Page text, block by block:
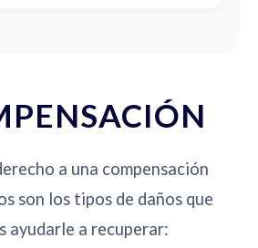
a una compensación
son los tipos de daños que
ayudarle a recuperar: